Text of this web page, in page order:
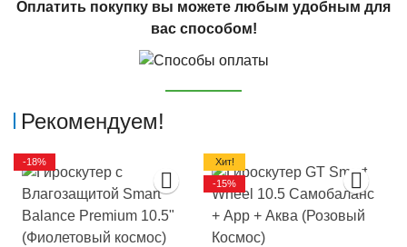
Оплатить покупку вы можете любым удобным для
вас способом!
Рекомендуем!
-18%
Хит!
-15%